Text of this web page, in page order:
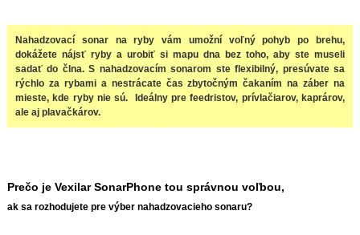
Nahadzovací sonar na ryby vám umožní voľný pohyb po brehu,
dokážete nájsť ryby a urobiť si mapu dna bez toho, aby ste museli
sadať do člna. S nahadzovacím sonarom ste flexibilný, presúvate sa
rýchlo za rybami a nestrácate čas zbytočným čakaním na záber na
mieste, kde ryby nie sú. Ideálny pre feedristov, prívlačiarov, kaprárov,
ale aj plavačkárov.
Prečo je Vexilar SonarPhone tou správnou voľbou,
ak sa rozhodujete pre výber nahadzovacieho sonaru?